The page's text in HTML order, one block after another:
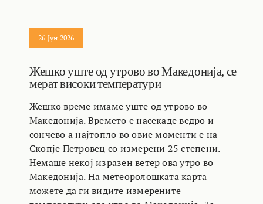
26 Јун 2026
Жешко уште од утрово во Македонија, се
мерат високи температури
Жешко време имаме уште од утрово во
Македонија. Времето е насекаде ведро и
сончево а најтопло во овие моменти е на
Скопје Петровец со измерени 25 степени.
Немаше некој изразен ветер ова утро во
Македонија. На метеоролошката карта
можете да ги видите измерените